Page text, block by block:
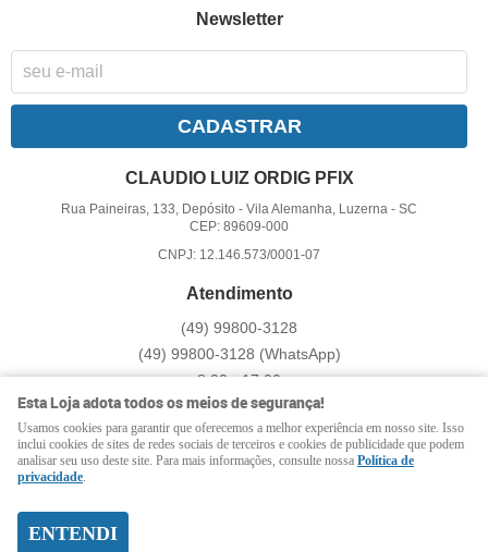
Newsletter
CADASTRAR
CLAUDIO LUIZ ORDIG PFIX
Rua Paineiras, 133, Depósito -Vila Alemanha, Luzerna -SC
CEP: 89609-000
CNPJ: 12.146.573/0001-07
Atendimento
(49) 99800-3128
(49) 99800-3128 (WhatsApp)
8:00 - 17:00
pfix@pfix.com.br
LOJA VIRTUAL CRIADA POR
Esta Loja adota todos os meios de segurança!
Usamos cookies para garantir que oferecemos a melhor experiência em nosso site. Isso
inclui cookies de sites de redes sociais de terceiros e cookies de publicidade que podem
analisar seu uso deste site. Para mais informações, consulte nossa Política de
privacidade.
ENTENDI